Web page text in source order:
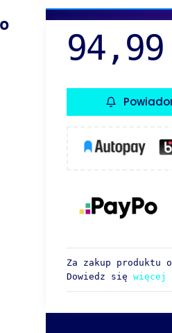
Za zakup produktu
Dowiedz się więcej